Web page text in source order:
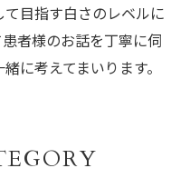
目指す白さのレベルに
者様のお話を丁寧に伺
に考えてまいります。